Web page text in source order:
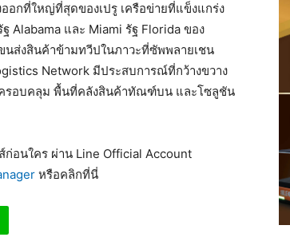
อกที่ใหญ่ที่สุดของเปรู เครือข่ายที่แข็งแกร่ง
Alabama และ Miami รัฐ Florida ของ
นส่งสินค้าข้ามทวีปในภาวะที่ซัพพลายเชน
Network มีประสบการณ์ที่กว้างขวาง
ครอบคลุม พื้นที่คลังสินค้าทัณฑ์บน และโซลูชัน
อนใคร ผ่าน Line Official Account
หรือคลิกที่นี่